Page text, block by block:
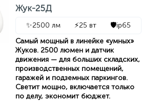
С УПРАВЛЕНИЕМ
АКСЕССУАРЫ
Жук-25Д
✨2500 лм ⚡25 вт 🛡️ip65
Самый мощный в линейке «умных»
Жуков. 2500 люмен и датчик
движения — для больших складских,
производственных помещений,
гаражей и подземных паркингов.
Светит мощно, включается только
по делу, экономит бюджет.